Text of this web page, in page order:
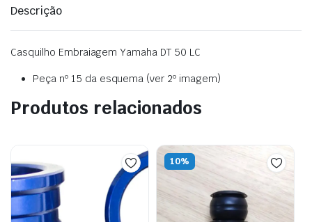
Descrição
Casquilho Embraiagem Yamaha DT 50 LC
Peça nº 15 da esquema (ver 2º imagem)
Produtos relacionados
10%